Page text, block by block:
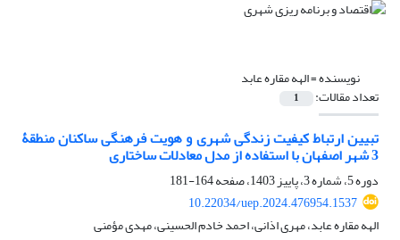
نویسنده =الهه مقاره عابد
تعداد مقالات: 1
تبیین ارتباط کیفیت زندگی شهری و هویت فرهنگی ساکنان منطقۀ
3 شهر اصفهان با استفاده از مدل معادلات ساختاری
دوره 5، شماره 3، پاییز 1403، صفحه
164-181
10.22034/uep.2024.476954.1537
الهه مقاره عابد، مهری اذانی، احمد خادم الحسینی، مهدی مؤمنی